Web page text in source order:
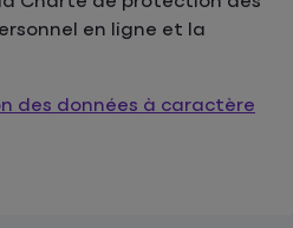
en ligne et la
des données à caractère